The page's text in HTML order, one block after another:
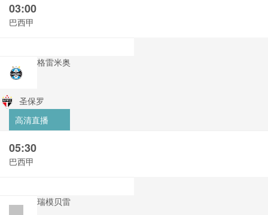
03:00
巴西甲
格雷米奥
圣保罗
高清直播
05:30
巴西甲
瑞模贝雷